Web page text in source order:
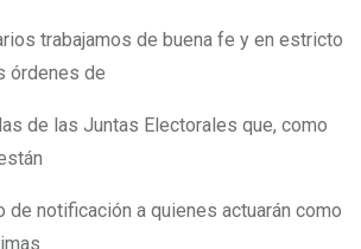
trabajamos de buena fe y en estricto
órdenes de
de las Juntas Electorales que, como
de notificación a quienes actuarán como